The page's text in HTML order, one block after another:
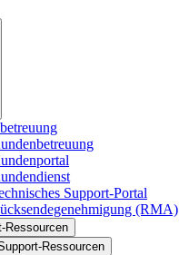
Support-Portal
(RMA)
Ressourcen
Ressourcen